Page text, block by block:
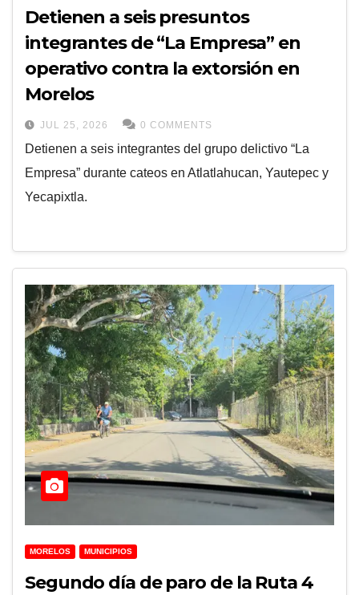
Detienen a seis presuntos
integrantes de “La Empresa” en
operativo contra la extorsión en
Morelos
JUL 25, 2026 0 COMMENTS
Detienen a seis integrantes del grupo delictivo “La
Empresa” durante cateos en Atlatlahucan, Yautepec y
Yecapixtla.
MORELOS MUNICIPIOS
Segundo día de paro de la Ruta 4